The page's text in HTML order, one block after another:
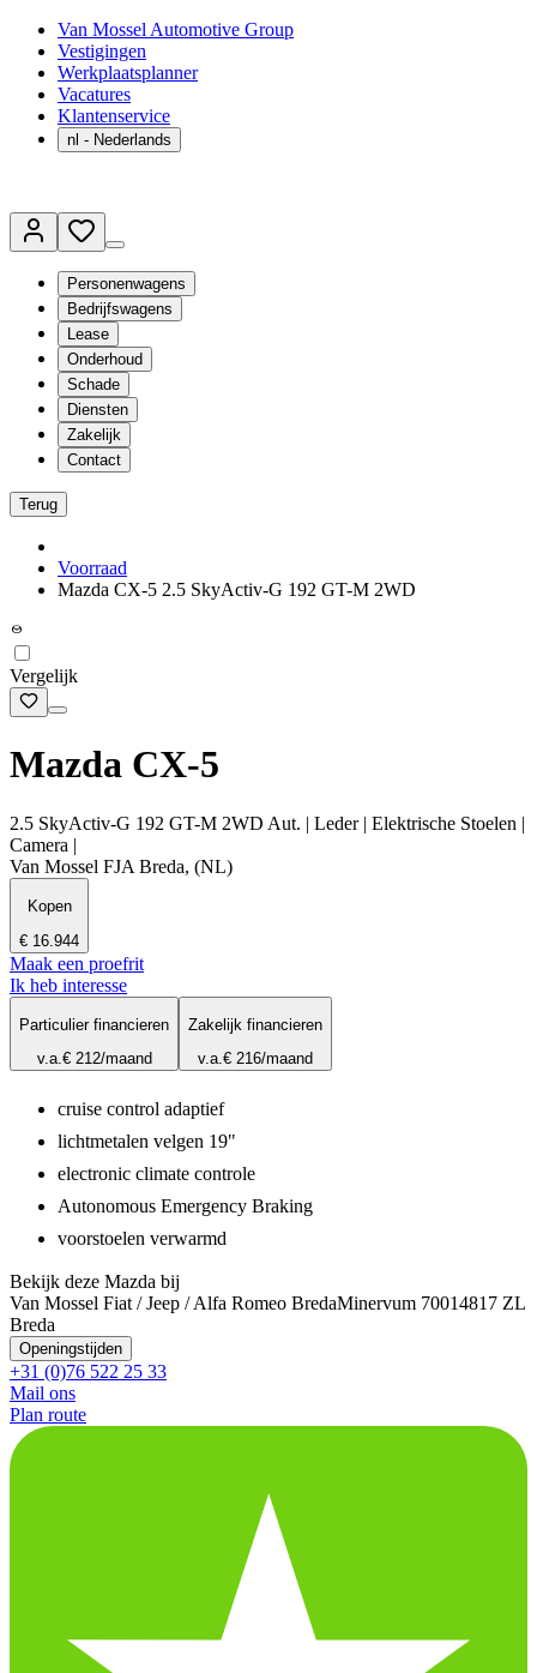
Van Mossel Automotive Group
Vestigingen
Werkplaatsplanner
Vacatures
Klantenservice
nl - Nederlands
Personenwagens
Bedrijfswagens
Lease
Onderhoud
Schade
Diensten
Zakelijk
Contact
Terug
Voorraad
Mazda CX-5 2.5 SkyActiv-G 192 GT-M 2WD
Vergelijk
Mazda CX-5
2.5 SkyActiv-G 192 GT-M 2WD Aut. | Leder | Elektrische Stoelen |
Camera |
Van Mossel FJA Breda, (NL)
Kopen
€ 16.944
Maak een proefrit
Ik heb interesse
Particulier financieren
v.a.€ 212/maand
Zakelijk financieren
v.a.€ 216/maand
cruise control adaptief
lichtmetalen velgen 19"
electronic climate controle
Autonomous Emergency Braking
voorstoelen verwarmd
Bekijk deze Mazda bij
Van Mossel Fiat / Jeep / Alfa Romeo BredaMinervum 70014817 ZL
Breda
Openingstijden
+31 (0)76 522 25 33
Mail ons
Plan route